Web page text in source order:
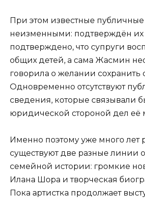
При этом известные публичные
неизменными: подтверждён их
подтверждено, что супруги
общих детей, а сама Жасмин
говорила о желании сохранить
Одновременно отсутствуют
сведения, которые связывали
юридической стороной дел её
Именно поэтому уже много лет
существуют две разные линии
семейной истории: громкие
Илана Шора и творческая
Пока артистка продолжает